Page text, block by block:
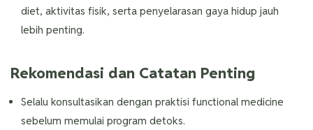
diet, aktivitas fisik, serta penyelarasan gaya hidup jauh
lebih penting.
Rekomendasi dan Catatan Penting
Selalu konsultasikan dengan praktisi functional medicine
sebelum memulai program detoks.